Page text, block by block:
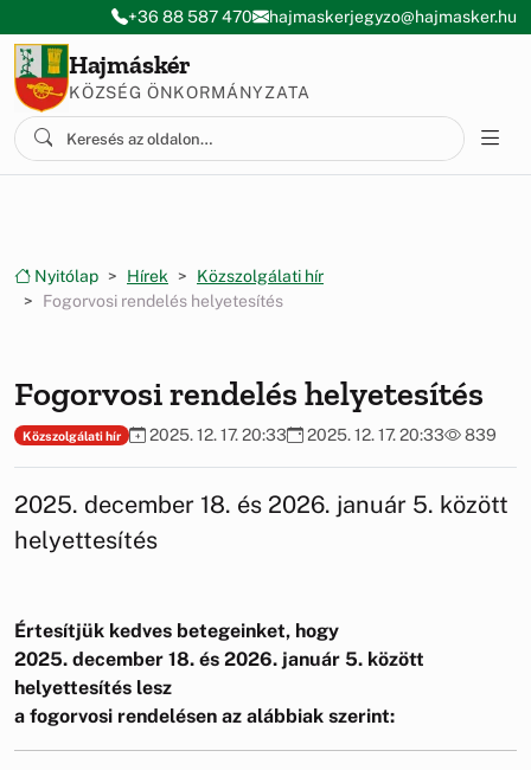
Ugrás a menüre
Ugrás a tartalomra
+36 88 587 470 hajmaskerjegyzo@hajmasker.hu
Hajmáskér
KÖZSÉG ÖNKORMÁNYZATA
Nyitólap Hírek
Közszolgálati hír
Fogorvosi rendelés helyetesítés
Fogorvosi rendelés helyetesítés
Közszolgálati hír 2025. 12. 17. 20:33 2025. 12. 17. 20:33 839
2025. december 18. és 2026. január 5. között
helyettesítés
Értesítjük kedves betegeinket, hogy
2025. december 18. és 2026. január 5. között
helyettesítés lesz
a fogorvosi rendelésen az alábbiak szerint: